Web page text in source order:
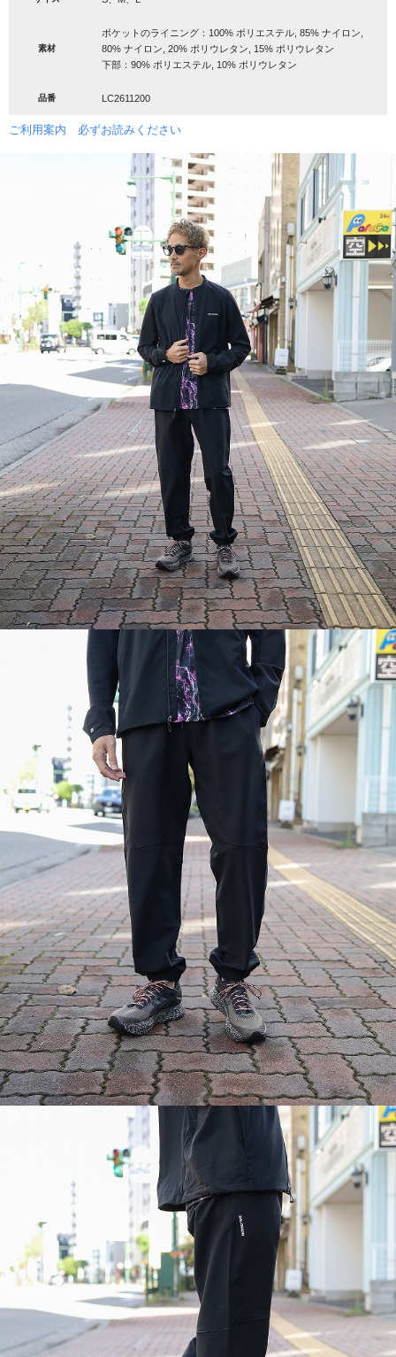
素材
ポケットのライニング：100% ポリエステル, 85% ナイロン,
80% ナイロン, 20% ポリウレタン, 15% ポリウレタン
下部：90% ポリエステル, 10% ポリウレタン
品番 LC2611200
ご利用案内 必ずお読みください